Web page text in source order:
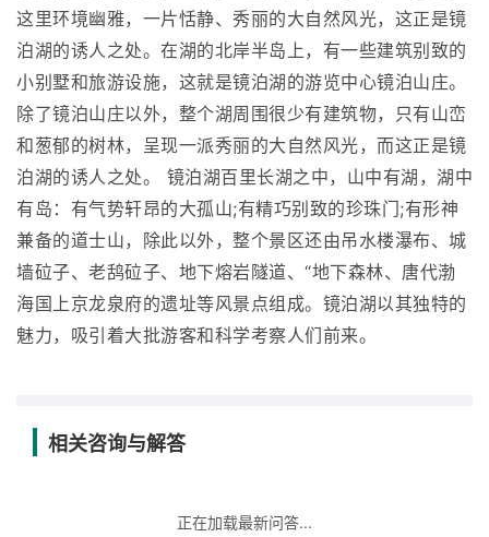
这里环境幽雅，一片恬静、秀丽的大自然风光，这正是镜
泊湖的诱人之处。在湖的北岸半岛上，有一些建筑别致的
小别墅和旅游设施，这就是镜泊湖的游览中心镜泊山庄。
除了镜泊山庄以外，整个湖周围很少有建筑物，只有山峦
和葱郁的树林，呈现一派秀丽的大自然风光，而这正是镜
泊湖的诱人之处。 镜泊湖百里长湖之中，山中有湖，湖中
有岛：有气势轩昂的大孤山;有精巧别致的珍珠门;有形神
兼备的道士山，除此以外，整个景区还由吊水楼瀑布、城
墙砬子、老鸹砬子、地下熔岩隧道、“地下森林、唐代渤
海国上京龙泉府的遗址等风景点组成。镜泊湖以其独特的
魅力，吸引着大批游客和科学考察人们前来。
相关咨询与解答
正在加载最新问答...